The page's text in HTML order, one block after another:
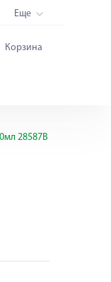
Еще
Корзина
28587B